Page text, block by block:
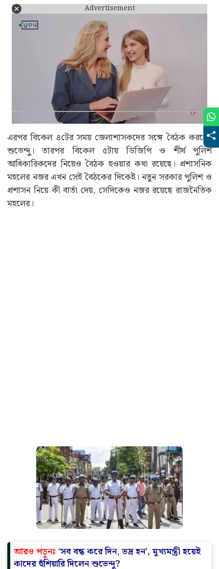
শাসকদলের ওয়েলফেয়ার অ্যাসোসিয়েশনের সঙ্গে যুক্ত ছিলেন।
নতুন সরকার দায়িত্ব নেওয়ার পরই এই সিদ্ধান্ত নেওয়া হয়েছে বলে
জানা যাচ্ছে। এদিকে সোমবার নবান্নে একাধিক গুরুত্বপূর্ণ বৈঠক
করবেন নতুন মুখ্যমন্ত্রী শুভেন্দু অধিকারী। দুপুর সাড়ে ১২টায়
সচিবদের সঙ্গে বৈঠকে বসবেন তিনি। এরপর দেড়টায় বিধায়কদের
নিয়েও বৈঠক রয়েছে।
Advertisement